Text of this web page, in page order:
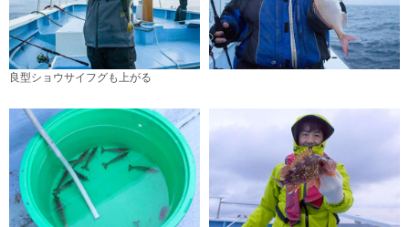
良型ショウサイフグも上がる